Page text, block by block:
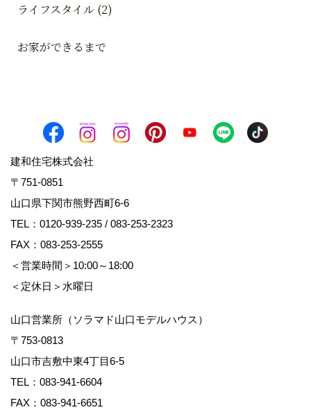
ライフスタイル (2)
お家ができるまで
建和住宅株式会社
〒751-0851
山口県下関市熊野西町6-6
TEL： 0120-939-235 / 083-253-2323
FAX：083-253-2555
＜営業時間＞10:00～18:00
＜定休日＞水曜日
山口営業所（ソラマド山口モデルハウス）
〒753-0813
山口市吉敷中東4丁目6-5
TEL： 083-941-6604
FAX：083-941-6651